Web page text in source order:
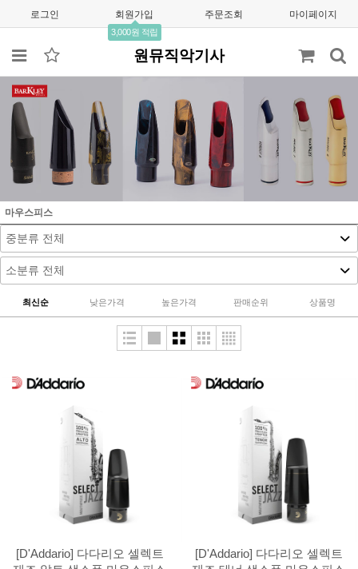
로그인 회원가입
3,000원 적립
주문조회 마이페이지
원뮤직악기사
마우스피스
최신순 낮은가격 높은가격 판매순위 상품명
[D'Addario] 다다리오 셀렉트
[D'Addario] 다다리오 셀렉트